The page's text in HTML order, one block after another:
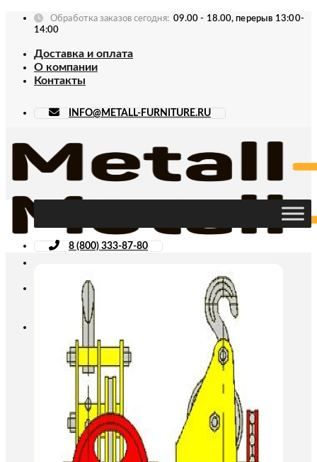
Skip
Обработка заказов сегодня: 09.00 - 18.00, перерыв 13:00-
14:00
Доставка и оплата
О компании
Контакты
INFO@METALL-FURNITURE.RU
8 (800) 333-87-80